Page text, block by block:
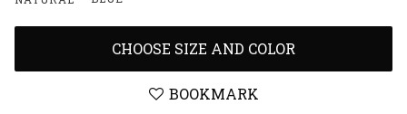
CHOOSE SIZE AND COLOR
BOOKMARK